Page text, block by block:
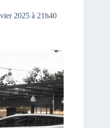
2025 à 21h40